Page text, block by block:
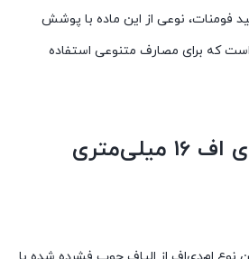
سفید فومنات، نوعی از این ماده با پوشش
برای مصارف متنوعی استفاده
ویژگی‌های ام‌ دی‌ اف 16 میلی‌متری